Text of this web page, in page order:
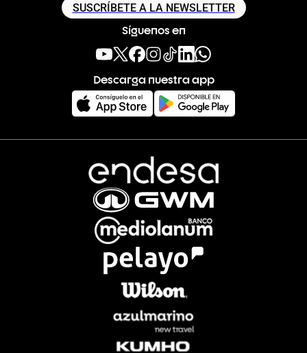
SUSCRÍBETE A LA NEWSLETTER
Síguenos en
Descarga nuestra app